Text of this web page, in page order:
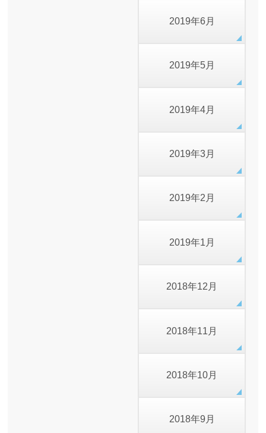
2019年6月
2019年5月
2019年4月
2019年3月
2019年2月
2019年1月
2018年12月
2018年11月
2018年10月
2018年9月